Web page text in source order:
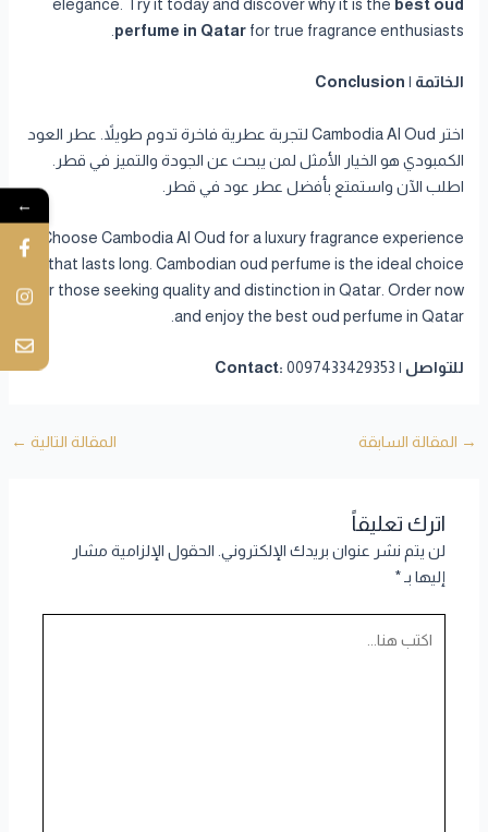
elegance. Try it today and discover why it is the best oud
perfume in Qatarfor true fragrance enthusiasts.
الخاتمة | Conclusion
اختر Cambodia Al Oud لتجربة عطرية فاخرة تدوم طويلاً. عطر العود
الكمبودي هو الخيار الأمثل لمن يبحث عن الجودة والتميز في قطر.
اطلب الآن واستمتع بأفضل عطر عود في قطر.
Choose Cambodia Al Oud for a luxury fragrance experience
that lasts long. Cambodian oud perfume is the ideal choice
for those seeking quality and distinction in Qatar. Order now
and enjoy the best oud perfume in Qatar.
للتواصل | Contact: 0097433429353
→ المقالة السابقة المقالة التالية ←
اترك تعليقاً
لن يتم نشر عنوان بريدك الإلكتروني. الحقول الإلزامية مشار
إليها بـ*
←